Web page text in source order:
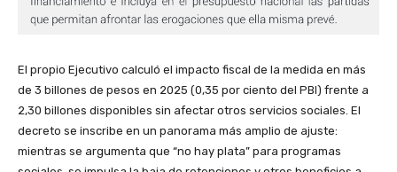
El propio Ejecutivo calculó el impacto fiscal de la medida en más
de 3 billones de pesos en 2025 (0,35 por ciento del PBI) frente a
2,30 billones disponibles sin afectar otros servicios sociales. El
decreto se inscribe en un panorama más amplio de ajuste:
mientras se argumenta que “no hay plata” para programas